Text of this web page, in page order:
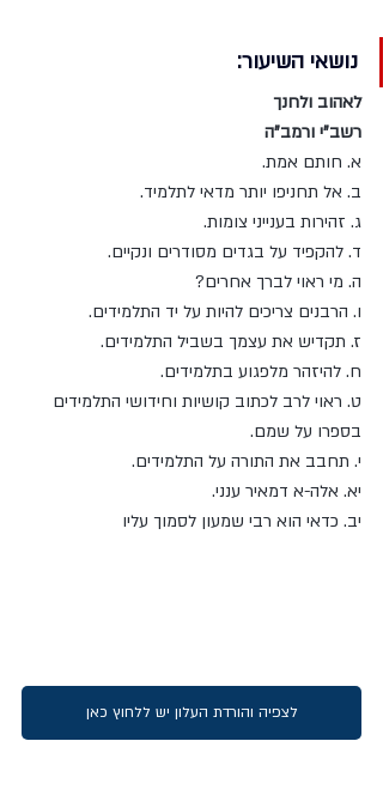
נושאי השיעור:
לאהוב ולחנך
רשב”י ורמב”ה
א. חותם אמת.
ב. אל תחניפו יותר מדאי לתלמיד.
ג. זהירות בענייני צומות.
ד. להקפיד על בגדים מסודרים ונקיים.
ה. מי ראוי לברך אחרים?
ו. הרבנים צריכים להיות על יד התלמידים.
ז. תקדיש את עצמך בשביל התלמידים.
ח. להיזהר מלפגוע בתלמידים.
ט. ראוי לרב לכתוב קושיות וחידושי התלמידים
בספרו על שמם.
י. תחבב את התורה על התלמידים.
יא. אלה-א דמאיר ענני.
יב. כדאי הוא רבי שמעון לסמוך עליו
לצפיה והורדת העלון יש ללחוץ כאן